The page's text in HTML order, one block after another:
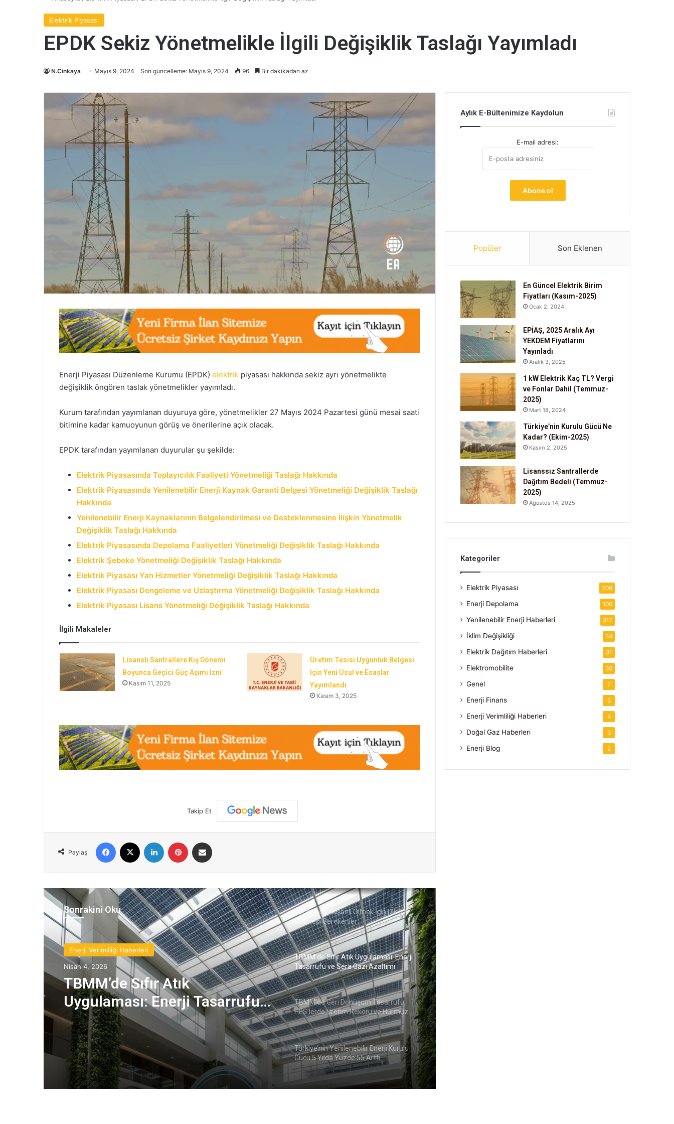
Elektrik Piyasası
EPDK Sekiz Yönetmelikle İlgili Değişiklik Taslağı Yayımladı
N.Cinkaya Mayıs 9, 2024 Son güncelleme: Mayıs 9, 2024 96 Bir dakikadan az
Enerji Piyasası Düzenleme Kurumu (EPDK) elektrik piyasası hakkında sekiz ayrı yönetmelikte
değişiklik öngören taslak yönetmelikler yayımladı.
Kurum tarafından yayımlanan duyuruya göre, yönetmelikler 27 Mayıs 2024 Pazartesi günü mesai saati
bitimine kadar kamuoyunun görüş ve önerilerine açık olacak.
EPDK tarafından yayımlanan duyurular şu şekilde:
Elektrik Piyasasında Toplayıcılık Faaliyeti Yönetmeliği Taslağı Hakkında
Elektrik Piyasasında Yenilenebilir Enerji Kaynak Garanti Belgesi Yönetmeliği Değişiklik Taslağı
Hakkında
Yenilenebilir Enerji Kaynaklarının Belgelendirilmesi ve Desteklenmesine İlişkin Yönetmelik
Değişiklik Taslağı Hakkında
Elektrik Piyasasında Depolama Faaliyetleri Yönetmeliği Değişiklik Taslağı Hakkında
Elektrik Şebeke Yönetmeliği Değişiklik Taslağı Hakkında
Elektrik Piyasası Yan Hizmetler Yönetmeliği Değişiklik Taslağı Hakkında
Elektrik Piyasası Dengeleme ve Uzlaştırma Yönetmeliği Değişiklik Taslağı Hakkında
Elektrik Piyasası Lisans Yönetmeliği Değişiklik Taslağı Hakkında
İlgili Makaleler
Lisanslı Santrallere Kış Dönemi
Boyunca Geçici Güç Aşımı İzni
Kasım 11, 2025
Üretim Tesisi Uygunluk Belgesi
İçin Yeni Usul ve Esaslar
Yayımlandı
Kasım 3, 2025
Takip Et
Paylaş
Facebook LinkedIn Pinterest
Sonrakini Oku
Enerji Verimliliği Haberleri
Nisan 4, 2026
TBMM’de Sıfır Atık
Uygulaması: Enerji Tasarrufu
ve Sera Gazı Azaltımı
Türkiye’nin Yenilenebilir Enerji Kurulu
Gücü 2020’den Bu Yana Yüzde 55 Arttı
Türkiye’de Yeşil Dönüşüm: HES Rekoru,
Geri Dönüşüm Tasarrufu ve Hürmüz
YEKA Yönetmeliğinde Düzenleme
Yapıldı: Ortaklık Yapısı Artık Bakan
Oyunlarda Başarılı Olmak İçin Dikkat
Edilmesi Gerekenler
TBMM’de Sıfır Atık Uygulaması: Enerji
Tasarrufu ve Sera Gazı Azaltımı
TBMM’de Geri Dönüşüm Tasarrufu,
HES’lerde Üretim Rekoru ve Hürmüz
Krizi
Türkiye’nin Yenilenebilir Enerji Kurulu
Gücü 5 Yılda Yüzde 55 Arttı
Aylık E-Bültenimize Kaydolun
E-mail adresi:
Popüler Son Eklenen
En Güncel Elektrik Birim
Fiyatları (Kasım-2025)
Ocak 2, 2024
EPİAŞ, 2025 Aralık Ayı
YEKDEM Fiyatlarını
Yayınladı
Aralık 3, 2025
1 kW Elektrik Kaç TL? Vergi
ve Fonlar Dahil (Temmuz-
2025)
Mart 18, 2024
Türkiye’nin Kurulu Gücü Ne
Kadar? (Ekim-2025)
Kasım 2, 2025
Lisanssız Santrallerde
Dağıtım Bedeli (Temmuz-
2025)
Ağustos 14, 2025
Kategoriler
Elektrik Piyasası 206
Enerji Depolama 100
Yenilenebilir Enerji Haberleri 317
İklim Değişikliği 34
Elektrik Dağıtım Haberleri 31
Elektromobilite 30
Genel 7
Enerji Finans 6
Enerji Verimliliği Haberleri 4
Doğal Gaz Haberleri 3
Enerji Blog 2